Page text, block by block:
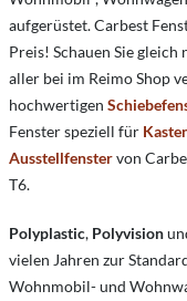
aufgerüstet. Carbest
Preis! Schauen Sie
aller bei im Reimo Shop
hochwertigen
Fenster speziell für
Ausstellfenstervon
T6.
Polyplastic, Polyvision
vielen Jahren zur
Wohnmobil- und